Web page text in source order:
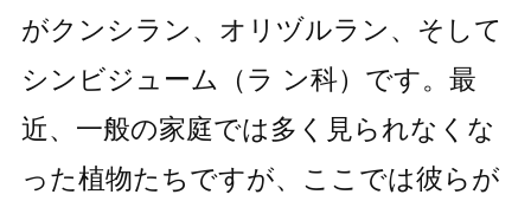
がクンシラン、オリヅルラン、そして
シンビジューム（ラ ン科）です。最
近、一般の家庭では多く見られなくな
った植物たちですが、ここでは彼らが